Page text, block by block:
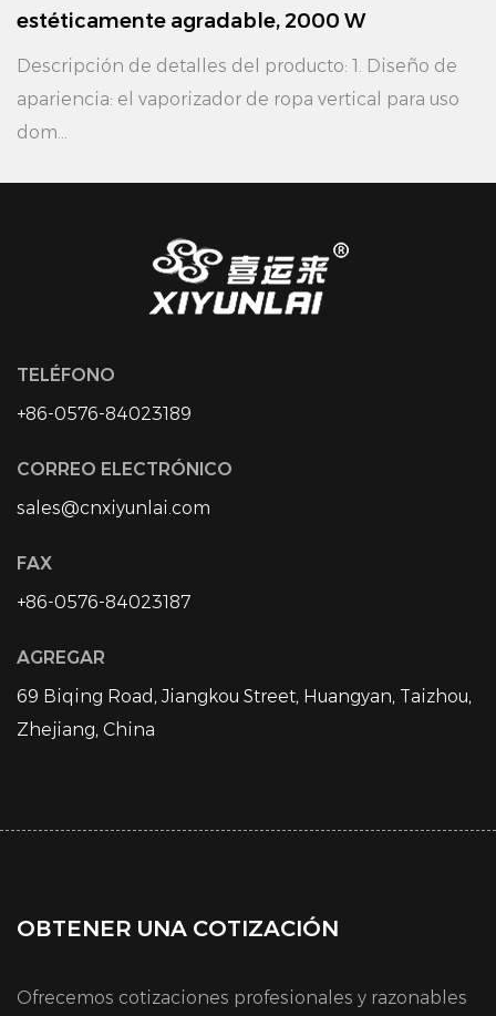
2000 W
1. Diseño de
ropa vertical para uso
Descripción de detalles del
apariencia: vaporizador
estéti...
TELÉFONO
+86-0576-84023189
CORREO ELECTRÓNICO
sales@cnxiyunlai.com
FAX
+86-0576-84023187
AGREGAR
69 Biqing Road, Jiangkou Street, Huangyan, Taizhou,
Zhejiang, China
OBTENER UNA COTIZACIÓN
Ofrecemos cotizaciones profesionales y razonables